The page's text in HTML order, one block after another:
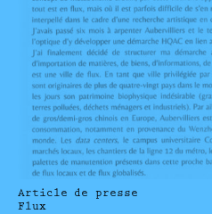
Article de presse
Flux